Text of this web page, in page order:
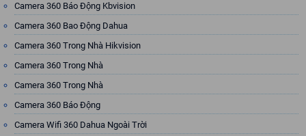
Camera 360 Báo Động Kbvision
Camera 360 Bao Động Dahua
Camera 360 Trong Nhà Hikvision
Camera 360 Trong Nhà
Camera 360 Trong Nhà
Camera 360 Báo Động
Camera Wifi 360 Dahua Ngoài Trời